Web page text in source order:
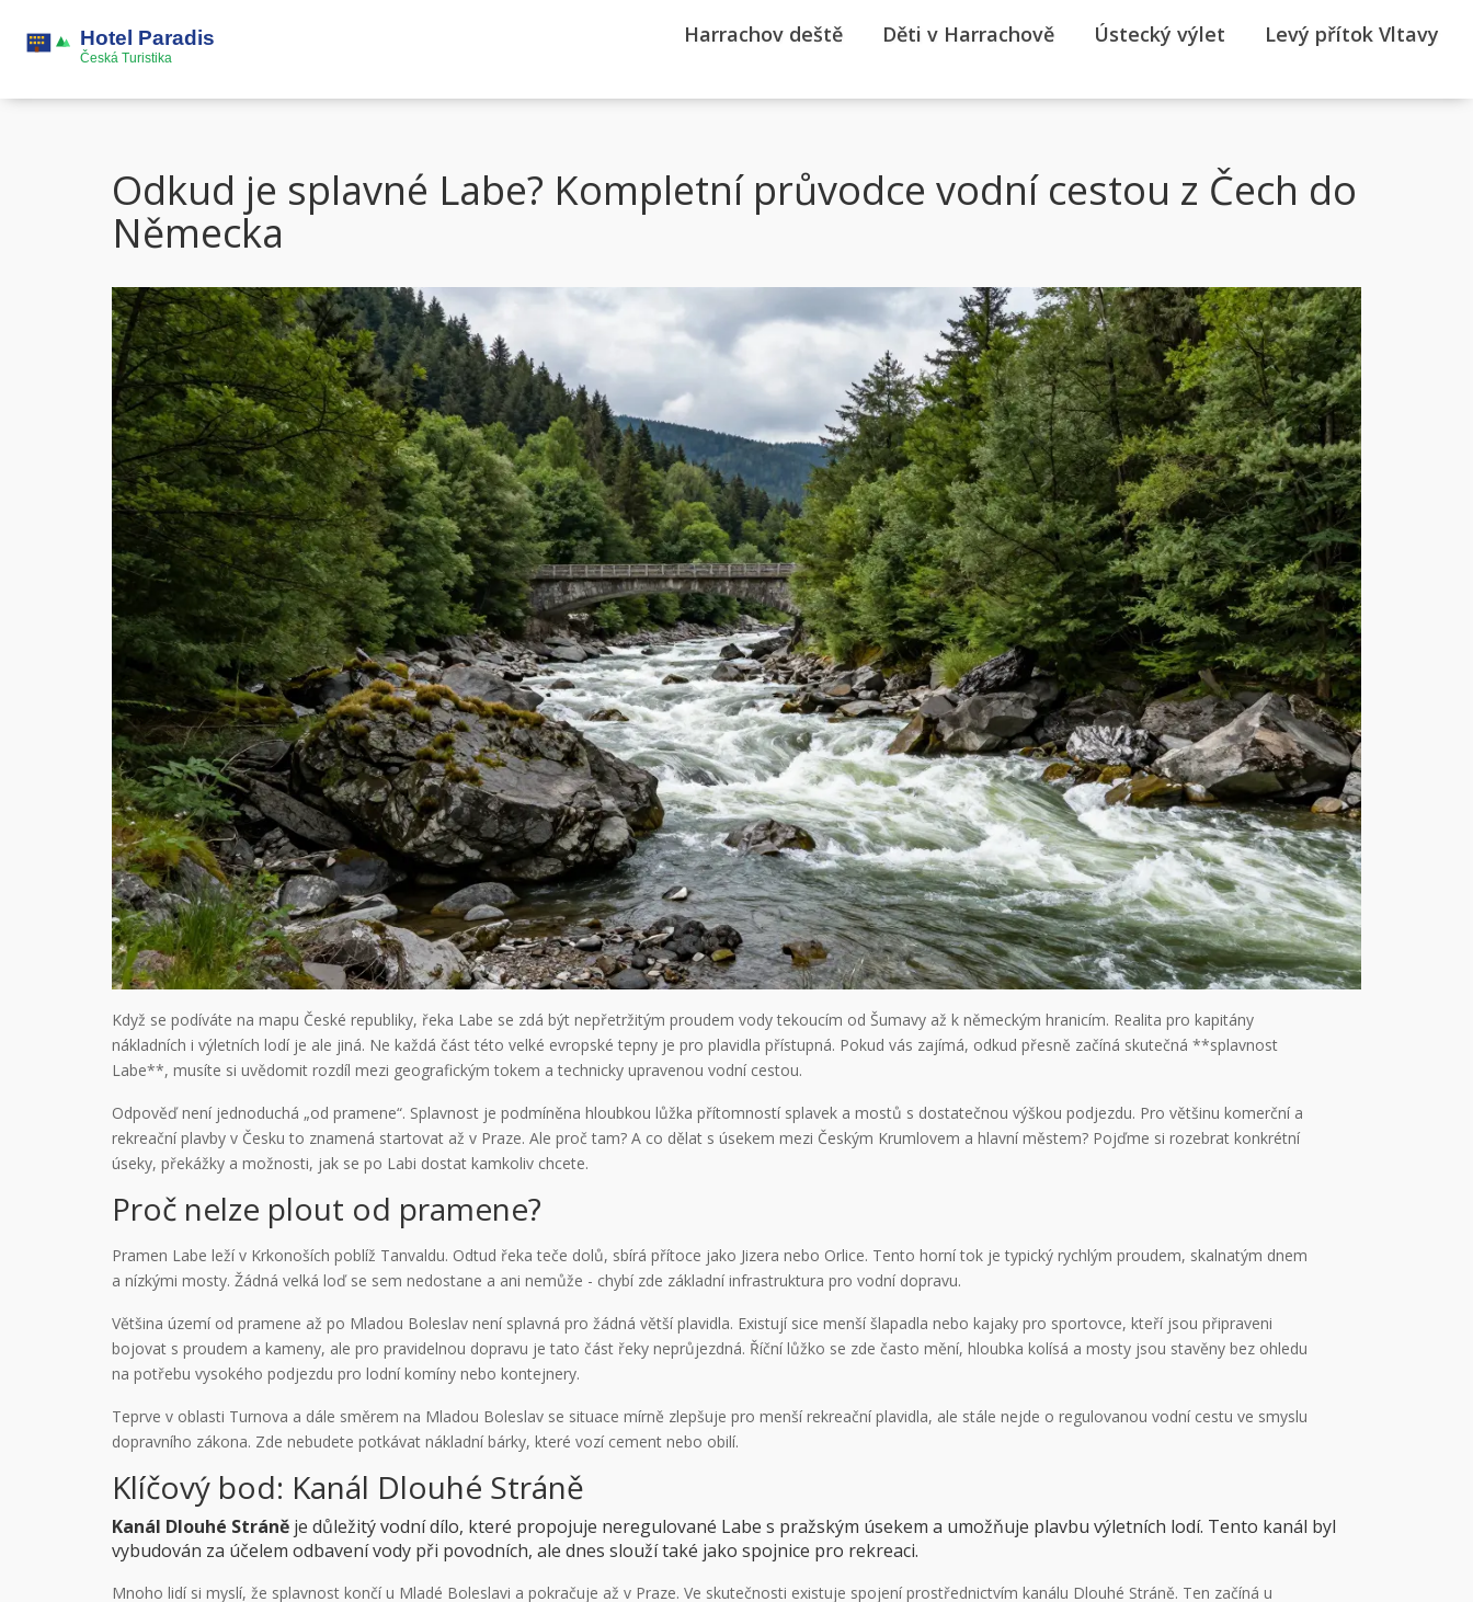
Harrachov deště Děti v Harrachově Ústecký výlet Levý přítok Vltavy
Odkud je splavné Labe? Kompletní průvodce vodní cestou z Čech do
Německa
Když se podíváte na mapu České republiky, řeka Labe se zdá být nepřetržitým proudem vody tekoucím od Šumavy až k německým hranicím. Realita pro kapitány
nákladních i výletních lodí je ale jiná. Ne každá část této velké evropské tepny je pro plavidla přístupná. Pokud vás zajímá, odkud přesně začíná skutečná **splavnost
Labe**, musíte si uvědomit rozdíl mezi geografickým tokem a technicky upravenou vodní cestou.
Odpověď není jednoduchá „od pramene“. Splavnost je podmíněna hloubkou lůžka přítomností splavek a mostů s dostatečnou výškou podjezdu. Pro většinu komerční a
rekreační plavby v Česku to znamená startovat až v Praze. Ale proč tam? A co dělat s úsekem mezi Českým Krumlovem a hlavní městem? Pojďme si rozebrat konkrétní
úseky, překážky a možnosti, jak se po Labi dostat kamkoliv chcete.
Proč nelze plout od pramene?
Pramen Labe leží v Krkonoších poblíž Tanvaldu. Odtud řeka teče dolů, sbírá přítoce jako Jizera nebo Orlice. Tento horní tok je typický rychlým proudem, skalnatým dnem
a nízkými mosty. Žádná velká loď se sem nedostane a ani nemůže - chybí zde základní infrastruktura pro vodní dopravu.
Většina území od pramene až po Mladou Boleslav není splavná pro žádná větší plavidla. Existují sice menší šlapadla nebo kajaky pro sportovce, kteří jsou připraveni
bojovat s proudem a kameny, ale pro pravidelnou dopravu je tato část řeky neprůjezdná. Říční lůžko se zde často mění, hloubka kolísá a mosty jsou stavěny bez ohledu
na potřebu vysokého podjezdu pro lodní komíny nebo kontejnery.
Teprve v oblasti Turnova a dále směrem na Mladou Boleslav se situace mírně zlepšuje pro menší rekreační plavidla, ale stále nejde o regulovanou vodní cestu ve smyslu
dopravního zákona. Zde nebudete potkávat nákladní bárky, které vozí cement nebo obilí.
Klíčový bod: Kanál Dlouhé Stráně
Kanál Dlouhé Stráně je důležitý vodní dílo, které propojuje neregulované Labe s pražským úsekem a umožňuje plavbu výletních lodí. Tento kanál byl
vybudován za účelem odbavení vody při povodních, ale dnes slouží také jako spojnice pro rekreaci.
Mnoho lidí si myslí, že splavnost končí u Mladé Boleslavi a pokračuje až v Praze. Ve skutečnosti existuje spojení prostřednictvím kanálu Dlouhé Stráně. Ten začíná u